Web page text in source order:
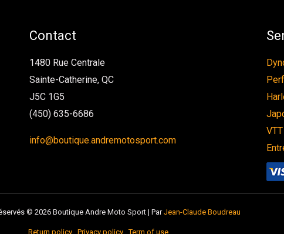
Contact
1480 Rue Centrale
Sainte-Catherine, QC
J5C 1G5
(450) 635-6686
info@boutique.andremotosport.com
© 2026 Boutique Andre Moto Sport | ParJean-Claude Boudreau
Return policy Privacy policyTerm of use